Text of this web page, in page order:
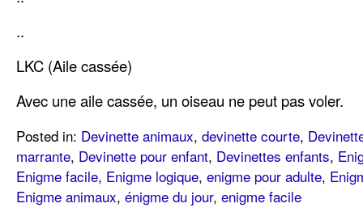
..
LKC (Aile cassée)
Avec une aile cassée, un oiseau ne peut pas voler.
Posted in: Devinette animaux, devinette courte,
marrante, Devinette pour enfant, Devinettes enfants,
Enigme facile, Enigme logique, enigme pour adulte,
Enigme animaux, énigme du jour, enigme facile